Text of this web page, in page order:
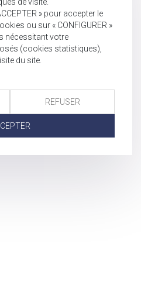
» pour accepter le
ou sur « CONFIGURER »
nécessitant votre
(cookies statistiques),
du site.
REFUSER